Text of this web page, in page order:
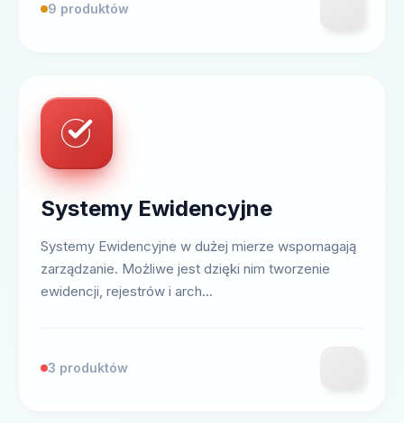
9 produktów
Systemy Ewidencyjne
Systemy Ewidencyjne w dużej mierze wspomagają
zarządzanie. Możliwe jest dzięki nim tworzenie
ewidencji, rejestrów i arch...
3 produktów